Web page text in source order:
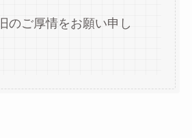
のご厚情をお願い申し